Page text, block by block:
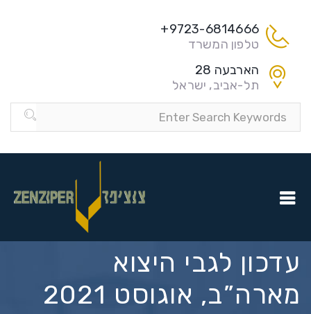
9723-6814666+
טלפון המשרד
הארבעה 28
תל-אביב, ישראל
עדכון לגבי היצוא
מארה”ב, אוגוסט 2021